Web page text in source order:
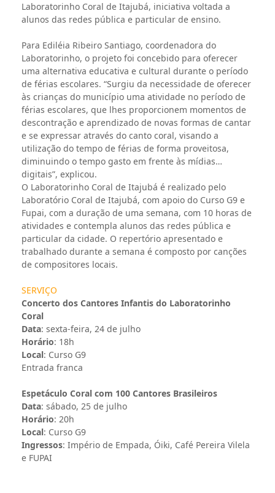
Laboratorinho Coral de Itajubá, iniciativa voltada a
alunos das redes pública e particular de ensino.
Para Ediléia Ribeiro Santiago, coordenadora do
Laboratorinho, o projeto foi concebido para oferecer
uma alternativa educativa e cultural durante o período
de férias escolares. “Surgiu da necessidade de oferecer
às crianças do município uma atividade no período de
férias escolares, que lhes proporcionem momentos de
descontração e aprendizado de novas formas de cantar
e se expressar através do canto coral, visando a
utilização do tempo de férias de forma proveitosa,
diminuindo o tempo gasto em frente às mídias
digitais”, explicou.
O Laboratorinho Coral de Itajubá é realizado pelo
Laboratório Coral de Itajubá, com apoio do Curso G9 e
Fupai, com a duração de uma semana, com 10 horas de
atividades e contempla alunos das redes pública e
particular da cidade. O repertório apresentado e
trabalhado durante a semana é composto por canções
de compositores locais.
SERVIÇO
Concerto dos Cantores Infantis do Laboratorinho
Coral
Data: sexta-feira, 24 de julho
Horário: 18h
Local: Curso G9
Entrada franca
Espetáculo Coral com 100 Cantores Brasileiros
Data: sábado, 25 de julho
Horário: 20h
Local: Curso G9
Ingressos: Império de Empada, Óiki, Café Pereira Vilela
e FUPAI